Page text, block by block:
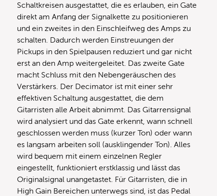
Schaltkreisen ausgestattet, die es erlauben, ein Gate
direkt am Anfang der Signalkette zu positionieren
und ein zweites in den Einschleifweg des Amps zu
schalten. Dadurch werden Einstreuungen der
Pickups in den Spielpausen reduziert und gar nicht
erst an den Amp weitergeleitet. Das zweite Gate
macht Schluss mit den Nebengeräuschen des
Verstärkers. Der Decimator ist mit einer sehr
effektiven Schaltung ausgestattet, die dem
Gitarristen alle Arbeit abnimmt. Das Gitarrensignal
wird analysiert und das Gate erkennt, wann schnell
geschlossen werden muss (kurzer Ton) oder wann
es langsam arbeiten soll (ausklingender Ton). Alles
wird bequem mit einem einzelnen Regler
eingestellt, funktioniert erstklassig und lässt das
Originalsignal unangetastet. Für Gitarristen, die in
High Gain Bereichen unterwegs sind, ist das Pedal